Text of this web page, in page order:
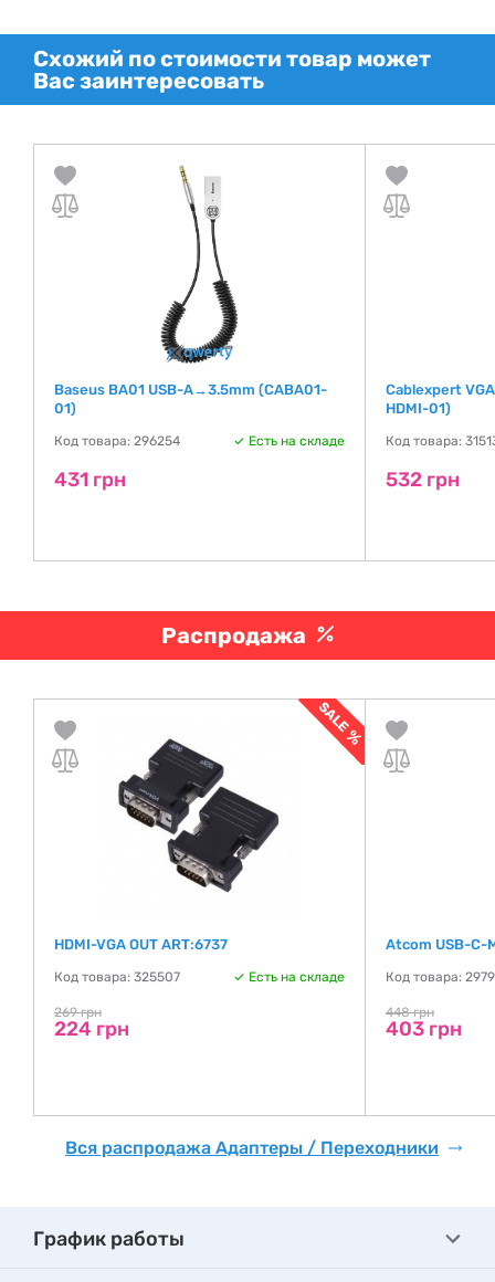
Схожий по стоимости товар может
Вас заинтересовать
Baseus BA01 USB-A→3.5mm (CABA01-
01)
Код товара: 296254 Есть на складе
431 грн
Cablexpert
HDMI-01)
Код товара:
532 грн
Распродажа
HDMI-VGA OUT ART:6737
Код товара: 325507 Есть на складе
269 грн
224 грн
Atcom USB-C-
Код товара:
448 грн
403 грн
Вся распродажа Адаптеры / Переходники
График работы